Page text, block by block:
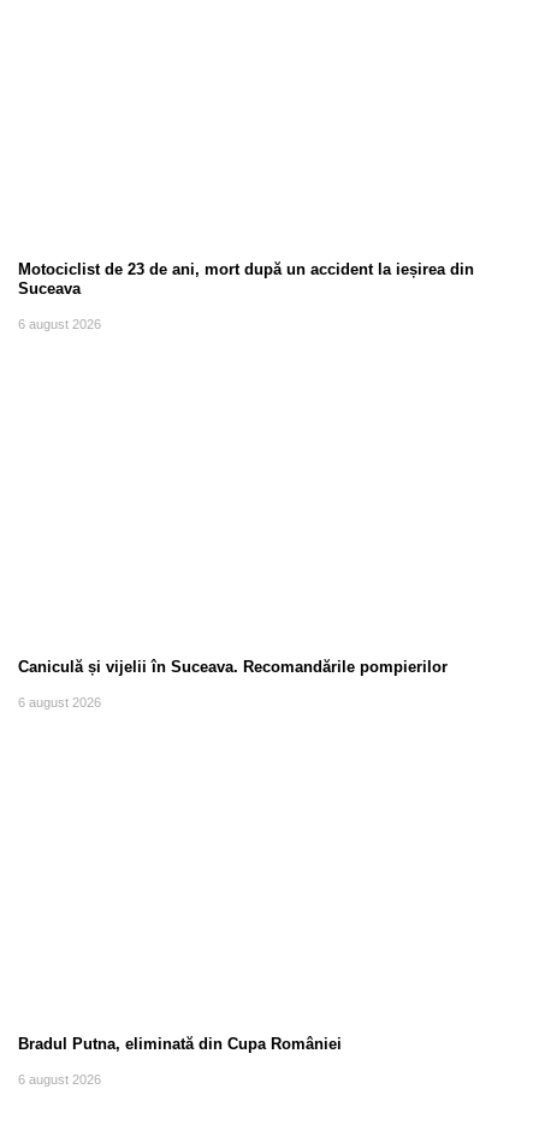
Motociclist de 23 de ani, mort după un accident la ieșirea din
Suceava
6 august 2026
Caniculă și vijelii în Suceava. Recomandările pompierilor
6 august 2026
Bradul Putna, eliminată din Cupa României
6 august 2026